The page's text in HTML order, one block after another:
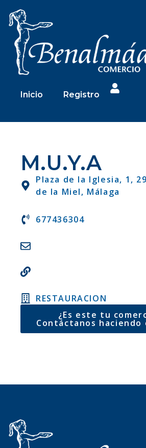
Inicio Registro
M.U.Y.A
Plaza de la Iglesia, 1,
de la Miel, Málaga
677436304
RESTAURACION
¿Es este tu
Contáctanos haciendo